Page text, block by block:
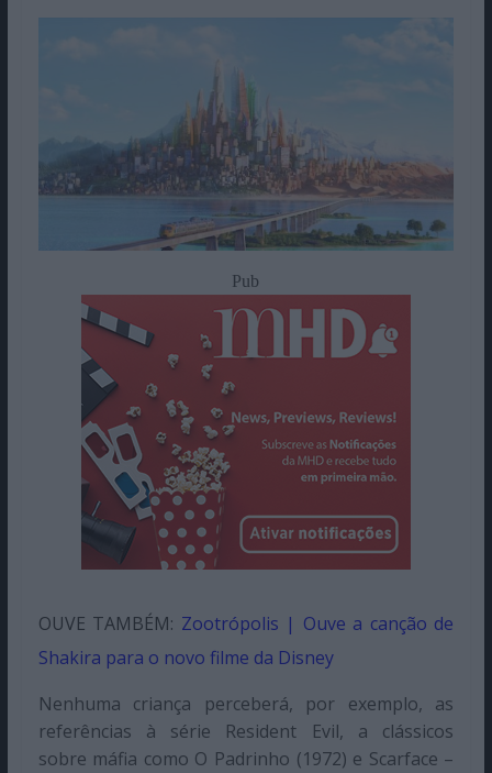
Pub
OUVE TAMBÉM: Zootrópolis | Ouve a canção de
Shakira para o novo filme da Disney
Nenhuma criança perceberá, por exemplo, as
referências à série Resident Evil, a clássicos
sobre máfia como O Padrinho (1972) e Scarface –